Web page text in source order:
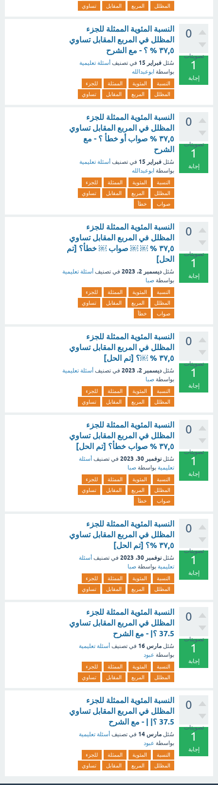
المظلل
المربع المقابل تساوي
0
تصويتات
1
إجابة
النسبة المئوية الممثلة للجزء
المظلل في المربع المقابل تساوي
٣٧,٥ % ؟ - مع الشرح
سُئل فبراير 15 في تصنيف أسئلة تعليمية
بواسطة ابوعبدالله
النسبة المئوية الممثلة
للجزء
المظلل
المربع المقابل تساوي
0
تصويتات
1
إجابة
النسبة المئوية الممثلة للجزء
المظلل في المربع المقابل تساوي
٣٧,٥ % صواب أو خطأ ؟ - مع
الشرح
سُئل فبراير 15 في تصنيف أسئلة تعليمية
بواسطة ابوعبدالله
النسبة المئوية الممثلة
للجزء
المظلل
المربع المقابل
تساوي
صواب
خطأ
0
تصويتات
1
إجابة
النسبة المئوية الممثلة للجزء
المظلل في المربع المقابل تساوي
٣٧,٥ % ￼ ￼ صواب ￼ خطأ؟ [تم
الحل]
سُئل ديسمبر 2، 2023 في تصنيف أسئلة تعليمية
بواسطة صبا
النسبة المئوية الممثلة
للجزء
المظلل
المربع المقابل
تساوي
صواب
خطأ
0
تصويتات
1
إجابة
النسبة المئوية الممثلة للجزء
المظلل في المربع المقابل تساوي
٣٧,٥ % ￼؟ [تم الحل]
سُئل ديسمبر 2، 2023 في تصنيف أسئلة تعليمية
بواسطة صبا
النسبة المئوية الممثلة
للجزء
المظلل
المربع المقابل تساوي
0
تصويتات
1
إجابة
النسبة المئوية الممثلة للجزء
المظلل في المربع المقابل تساوي
٣٧,٥ % صواب خطأ؟ [تم الحل]
سُئل نوفمبر 30، 2023 في تصنيف أسئلة
تعليمية بواسطة صبا
النسبة المئوية الممثلة
للجزء
المظلل
المربع المقابل
تساوي
صواب
خطأ
0
تصويتات
1
إجابة
النسبة المئوية الممثلة للجزء
المظلل في المربع المقابل تساوي
٣٧,٥ %؟ [تم الحل]
سُئل نوفمبر 30، 2023 في تصنيف أسئلة
تعليمية بواسطة صبا
النسبة المئوية الممثلة
للجزء
المظلل
المربع المقابل تساوي
0
تصويتات
1
إجابة
النسبة المئوية الممثلة للجزء
المظلل في المربع المقابل تساوي
37.5 ؟| - مع الشرح
سُئل مارس 16 في تصنيف أسئلة تعليمية
بواسطة عبود
النسبة المئوية الممثلة
للجزء
المظلل
المربع المقابل تساوي
0
تصويتات
1
إجابة
النسبة المئوية الممثلة للجزء
المظلل في المربع المقابل تساوي
37.5 ؟| | - مع الشرح
سُئل مارس 14 في تصنيف أسئلة تعليمية
بواسطة عبود
النسبة المئوية الممثلة
للجزء
المظلل
المربع المقابل تساوي